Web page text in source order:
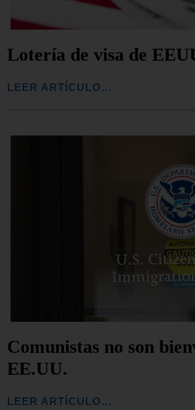
Lotería de visa de
LEER ARTÍCULO...
Comunistas no son
EE.UU.
LEER ARTÍCULO...